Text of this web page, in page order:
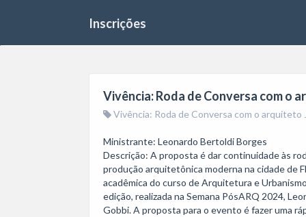
Inscrições
Vivência: Roda de Conversa com o
Vivência: Roda de Conversa com o arquiteto
Ministrante: Leonardo Bertoldi Borges
Descrição: A proposta é dar continuidade às
produção arquitetônica moderna na cidade de
acadêmica do curso de Arquitetura e
edição, realizada na Semana PósARQ 2024,
Gobbi. A proposta para o evento é fazer uma